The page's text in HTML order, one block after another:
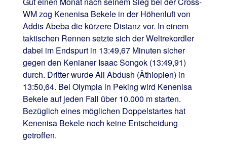
WM zog Kenenisa Bekele in der Höhenluft von
Addis Abeba die kürzere Distanz vor. In einem
taktischen Rennen setzte sich der Weltrekordler
dabei im Endspurt in 13:49,67 Minuten sicher
gegen den Kenianer Isaac Songok (13:49,91)
durch. Dritter wurde Ali Abdush (Äthiopien) in
13:50,64. Bei Olympia in Peking wird Kenenisa
Bekele auf jeden Fall über 10.000 m starten.
Bezüglich eines möglichen Doppelstartes hat
Kenenisa Bekele noch keine Entscheidung
getroffen.